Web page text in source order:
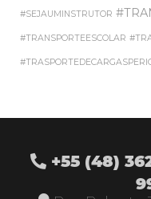
#SEJAUMINSTRUTOR
#TRANSPORTEESCOLAR
+55 (48)